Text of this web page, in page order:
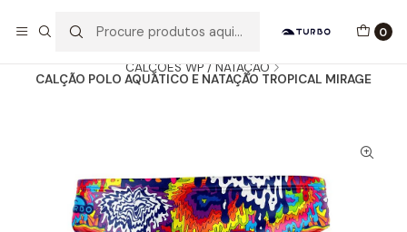
0
CALÇÕES WP / NATAÇÃO
CALÇÃO POLO AQUÁTICO E NATAÇÃO TROPICAL MIRAGE